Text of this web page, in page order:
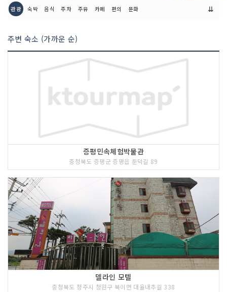
관광 숙박 음식 주차 주유 카페 편의 문화 ⇊
주변 숙소 (가까운 순)
증평민속체험박물관
충청북도 증평군 증평읍 둔덕길 89
델라인 모텔
충청북도 청주시 청원구 북이면 대율내추길 338